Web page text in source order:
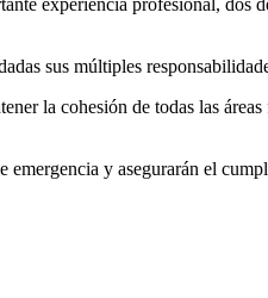
experiencia profesional, dos
sus múltiples
la cohesión de todas las
y asegurarán el